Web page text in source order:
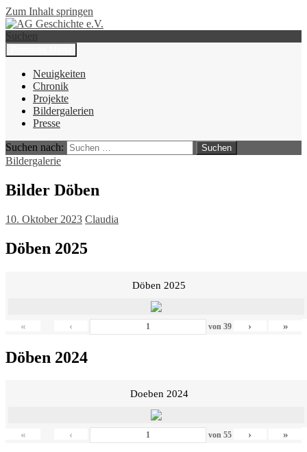
Zum Inhalt springen
AG Geschichte e.V.
Suchen
Neuigkeiten
Chronik
Projekte
Bildergalerien
Presse
Suchen nach:
Bildergalerie
Bilder Döben
10. Oktober 2023 Claudia
Döben 2025
Döben 2025
« ‹ von 39 › »
Döben 2024
Doeben 2024
« ‹ von 55 › »